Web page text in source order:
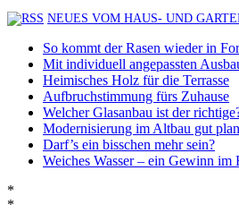
NEUES VOM HAUS- UND
So kommt der Rasen wieder in
Mit individuell angepassten
Heimisches Holz für die Terrasse
Aufbruchstimmung fürs Zuhause
Welcher Glasanbau ist der
Modernisierung im Altbau gut
Darf’s ein bisschen mehr sein?
Weiches Wasser – ein Gewinn im
*
*